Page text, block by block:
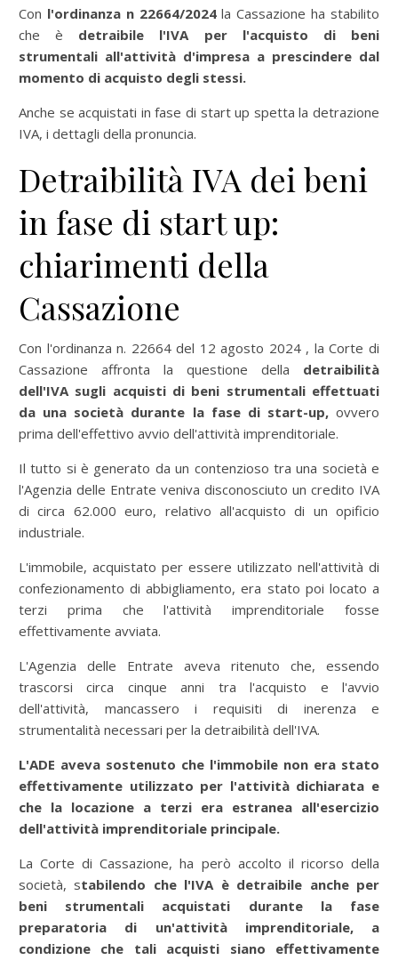
Con l'ordinanza n 22664/2024la Cassazione ha stabilito
che è detraibile l'IVA per l'acquisto di beni
strumentali all'attività d'impresa a prescindere dal
momento di acquisto degli stessi.
Anche se acquistati in fase di start up spetta la detrazione
IVA, i dettagli della pronuncia.
Detraibilità IVA dei beni
in fase di start up:
chiarimenti della
Cassazione
Con l'ordinanza n. 22664 del 12 agosto 2024 , la Corte di
Cassazione affronta la questione della detraibilità
dell'IVA sugli acquisti di beni strumentali effettuati
da una società durante la fase di start-up, ovvero
prima dell'effettivo avvio dell'attività imprenditoriale.
Il tutto si è generato da un contenzioso tra una società e
l'Agenzia delle Entrate veniva disconosciuto un credito IVA
di circa 62.000 euro, relativo all'acquisto di un opificio
industriale.
L'immobile, acquistato per essere utilizzato nell'attività di
confezionamento di abbigliamento, era stato poi locato a
terzi prima che l'attività imprenditoriale fosse
effettivamente avviata.
L'Agenzia delle Entrate aveva ritenuto che, essendo
trascorsi circa cinque anni tra l'acquisto e l'avvio
dell'attività, mancassero i requisiti di inerenza e
strumentalità necessari per la detraibilità dell'IVA.
L'ADE aveva sostenuto che l'immobile non era stato
effettivamente utilizzato per l'attività dichiarata e
che la locazione a terzi era estranea all'esercizio
dell'attività imprenditoriale principale.
La Corte di Cassazione, ha però accolto il ricorso della
società, stabilendo che l'IVA è detraibile anche per
beni strumentali acquistati durante la fase
preparatoria di un'attività imprenditoriale, a
condizione che tali acquisti siano effettivamente